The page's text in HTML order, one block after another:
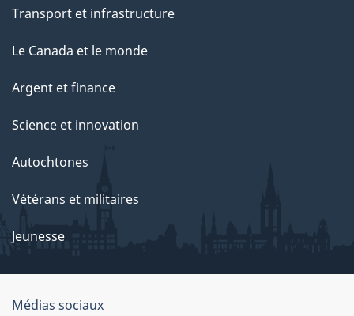
a
g
Transport et infrastructure
Le Canada et le monde
Argent et finance
Science et innovation
Autochtones
Vétérans et militaires
Jeunesse
Médias sociaux